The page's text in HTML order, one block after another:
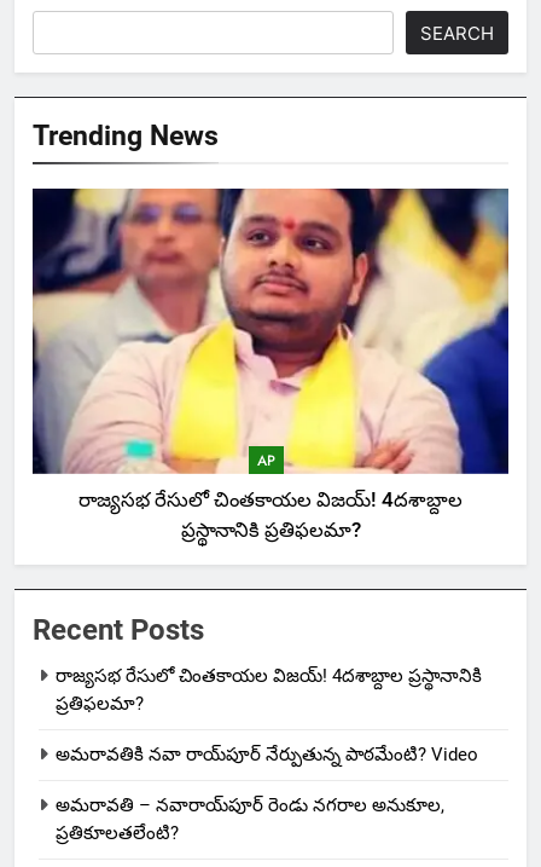
SEARCH
Trending News
AP
రాజ్యసభ రేసులో చింతకాయల విజయ్‌! 4దశాబ్దాల
ప్రస్థానానికి ప్రతిఫలమా?
Recent Posts
రాజ్యసభ రేసులో చింతకాయల విజయ్‌! 4దశాబ్దాల ప్రస్థానానికి
ప్రతిఫలమా?
అమరావతికి నవా రాయ్‌పూర్ నేర్పుతున్న పాఠమేంటి? Video
అమరావతి – నవారాయ్‌పూర్ రెండు నగరాల అనుకూల,
ప్రతికూలతలేంటి?